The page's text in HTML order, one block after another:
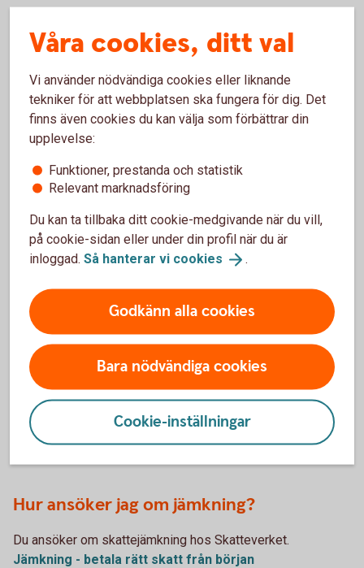
Ränteavdraget dras automatiskt
deklarerar och betalas ut en gång om året. Du behöver
alltså inte ansöka om ränteavdrag för att få pengar tillbaka.
Har du litet utrymme i din månadsbudget kan det kännas
kan då ansöka om skattejämkning, för att få mer pengar
tillgängliga direkt.
Jämkning – kan sänka din
månadskostnad
Om du förväntas få en större summa skatteåterbäring kan
du välja att skattejämka. Jämkning, eller skattejämkning
innebär att din arbetsgivare drar mindre skatt på din lön
varje månad. Att jämka kan vara ett bra alternativ om du har
höga ränteutgifter och vill sänka din månadskostnad.
Du betalar totalt sett inte mindre skatt om du jämkar. Men
Hur ansöker jag om jämkning?
Du ansöker om skattejämkning hos Skatteverket.
Jämkning - betala rätt skatt från början
Våra cookies, ditt val
Vi använder nödvändiga cookies eller liknande
tekniker för att webbplatsen ska fungera för dig. Det
finns även cookies du kan välja som förbättrar din
upplevelse:
Funktioner, prestanda och statistik
Relevant marknadsföring
Du kan ta tillbaka ditt cookie-medgivande när du vill,
på cookie-sidan eller under din profil när du är
inloggad. Så hanterar vi cookies .
Godkänn alla cookies
Bara nödvändiga cookies
Cookie-inställningar